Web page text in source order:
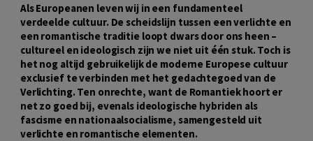
Als Europeanen leven wij in een fundamenteel
verdeelde cultuur. De scheidslijn tussen een verlichte en
een romantische traditie loopt dwars door ons heen –
cultureel en ideologisch zijn we niet uit één stuk. Toch is
het nog altijd gebruikelijk de moderne Europese cultuur
exclusief te verbinden met het gedachtegoed van de
Verlichting. Ten onrechte, want de Romantiek hoort er
net zo goed bij, evenals ideologische hybriden als
fascisme en nationaalsocialisme, samengesteld uit
verlichte en romantische elementen.